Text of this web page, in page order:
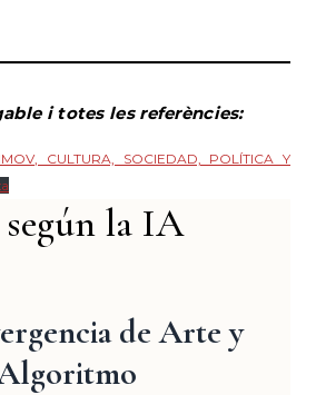
i totes les referències:
CULTURA, SOCIEDAD, POLÍTICA Y
la IA
de Arte y